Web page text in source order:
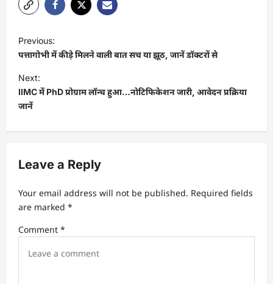
Previous:
पत्तागोभी में कीड़े मिलने वाली बात सच या झूठ, जानें डॉक्टरों से
Next:
IIMC में PhD प्रोग्राम लॉन्च हुआ…नोटिफिकेशन जारी, आवेदन प्रक्रिया
जानें
Leave a Reply
Your email address will not be published. Required fields
are marked *
Comment *